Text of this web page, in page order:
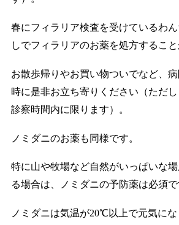
春にフィラリア検査を受けているわ
しでフィラリアのお薬を処方すること
お散歩帰りやお買い物ついでなど、
時に是非お立ち寄りください（ただ
診察時間内に限ります）。
ノミダニのお薬も同様です。
特に山や牧場など自然がいっぱいな
る場合は、ノミダニの予防薬は必須で
ノミダニは気温が20℃以上で元気に